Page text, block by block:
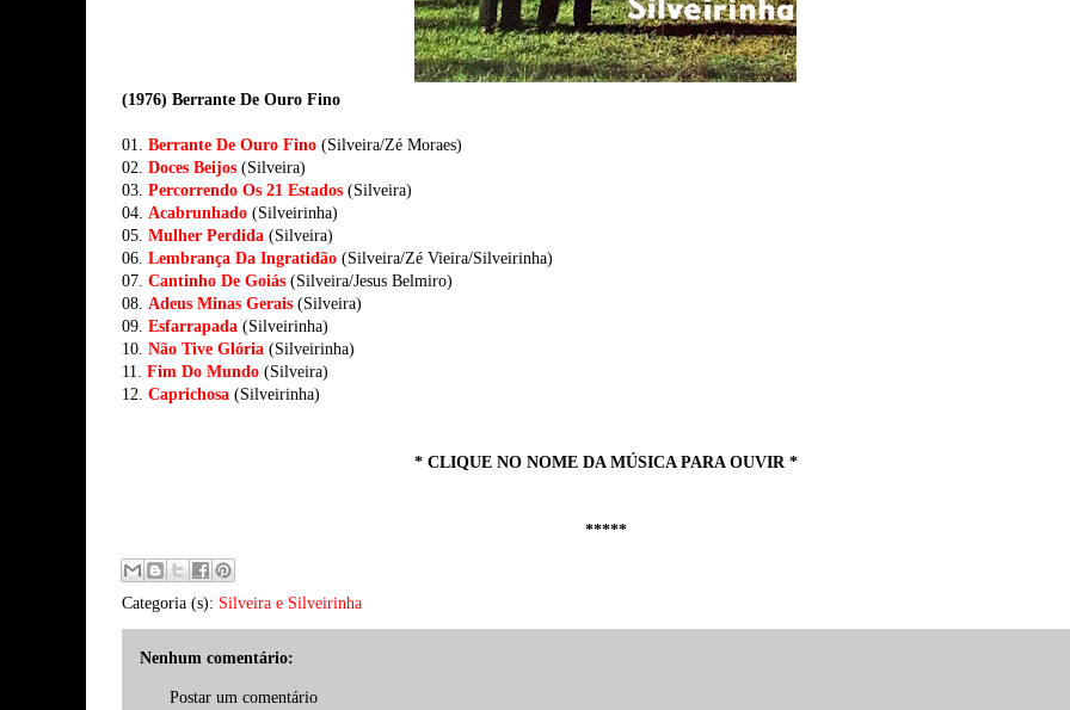
(1976) Berrante De Ouro Fino
01. Berrante De Ouro Fino (Silveira/Zé Moraes)
02. Doces Beijos (Silveira)
03. Percorrendo Os 21 Estados (Silveira)
04. Acabrunhado (Silveirinha)
05. Mulher Perdida (Silveira)
06. Lembrança Da Ingratidão (Silveira/Zé Vieira/Silveirinha)
07. Cantinho De Goiás (Silveira/Jesus Belmiro)
08. Adeus Minas Gerais (Silveira)
09. Esfarrapada (Silveirinha)
10. Não Tive Glória (Silveirinha)
11. Fim Do Mundo (Silveira)
12. Caprichosa (Silveirinha)
* CLIQUE NO NOME DA MÚSICA PARA OUVIR *
*****
Categoria (s): Silveira e Silveirinha
Nenhum comentário:
Postar um comentário